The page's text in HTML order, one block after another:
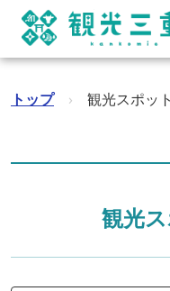
トップ › 観光スポット
観光